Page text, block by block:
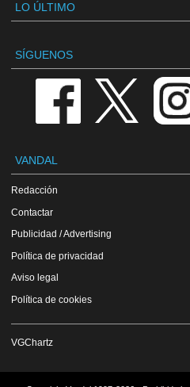
LO ÚLTIMO
SÍGUENOS
VANDAL
Redacción
Contactar
Publicidad / Advertising
Política de privacidad
Aviso legal
Política de cookies
VGChartz